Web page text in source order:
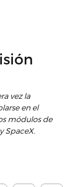
vez la
en el
módulos de
SpaceX.